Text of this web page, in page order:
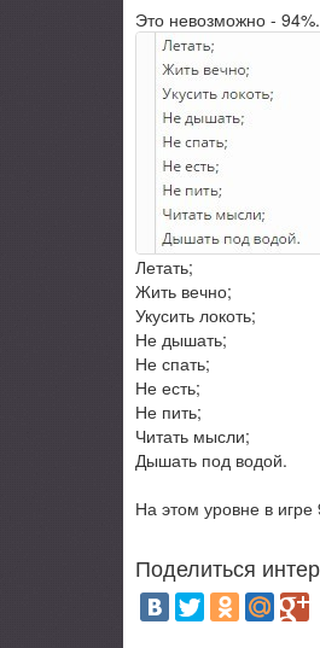
Это невозможно -
Летать;
Жить вечно;
Укусить локоть;
Не дышать;
Не спать;
Не есть;
Не пить;
Читать мысли;
Дышать под водой.
На этом уровне в игре
Поделиться